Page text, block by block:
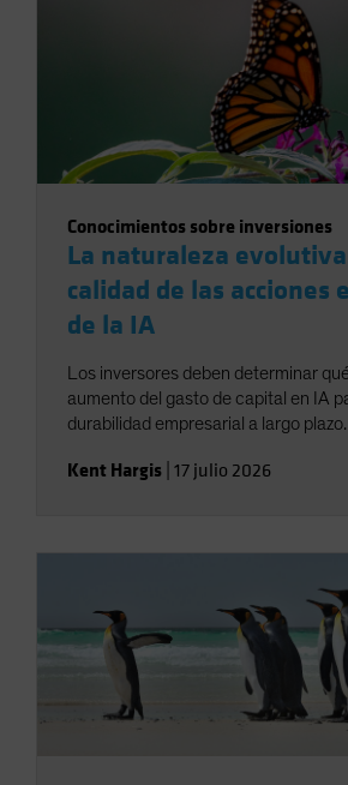
Conocimientos sobre inversiones
La naturaleza
calidad de las acciones
de la IA
Los inversores deben determinar
aumento del gasto de capital en IA
durabilidad empresarial a largo plazo.
Kent Hargis 17 julio 2026